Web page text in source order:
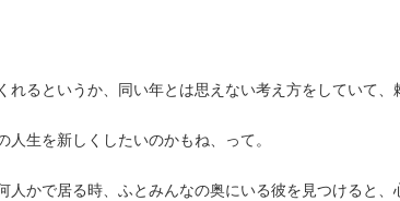
れるというか、同い年とは思えない考え方をしていて
生を新しくしたいのかもね、って。
人かで居る時、ふとみんなの奥にいる彼を見つけると